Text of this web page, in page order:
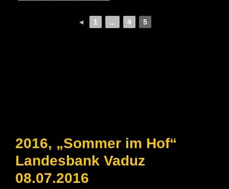
◄ 1 ... 4 5
2016, „Sommer im Hof“
Landesbank Vaduz
08.07.2016